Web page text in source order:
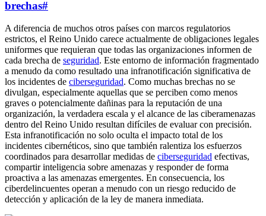
brechas#
A diferencia de muchos otros países con marcos regulatorios
estrictos, el Reino Unido carece actualmente de obligaciones legales
uniformes que requieran que todas las organizaciones informen de
cada brecha de seguridad. Este entorno de información fragmentado
a menudo da como resultado una infranotificación significativa de
los incidentes de ciberseguridad. Como muchas brechas no se
divulgan, especialmente aquellas que se perciben como menos
graves o potencialmente dañinas para la reputación de una
organización, la verdadera escala y el alcance de las ciberamenazas
dentro del Reino Unido resultan difíciles de evaluar con precisión.
Esta infranotificación no solo oculta el impacto total de los
incidentes cibernéticos, sino que también ralentiza los esfuerzos
coordinados para desarrollar medidas de ciberseguridad efectivas,
compartir inteligencia sobre amenazas y responder de forma
proactiva a las amenazas emergentes. En consecuencia, los
ciberdelincuentes operan a menudo con un riesgo reducido de
detección y aplicación de la ley de manera inmediata.